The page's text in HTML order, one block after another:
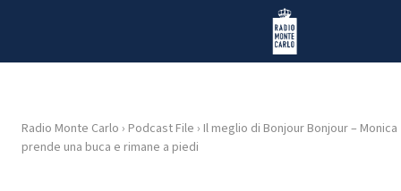
Radio Monte Carlo
HOME
Radio Monte Carlo › Podcast File › Il meglio di Bonjour Bonjour – Monica
prende una buca e rimane a piedi